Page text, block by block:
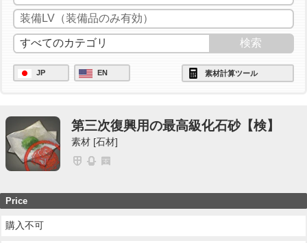
JP EN 素材計算ツール
第三次復興用の最高級化石砂【検】
素材 [石材]
Price
購入不可